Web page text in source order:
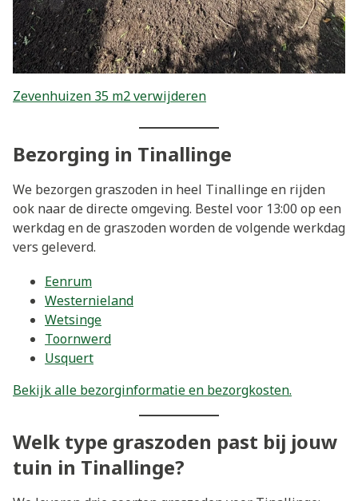
Zevenhuizen 35 m2 verwijderen
Bezorging in Tinallinge
We bezorgen graszoden in heel Tinallinge en rijden
ook naar de directe omgeving. Bestel voor 13:00 op een
werkdag en de graszoden worden de volgende werkdag
vers geleverd.
Eenrum
Westernieland
Wetsinge
Toornwerd
Usquert
Bekijk alle bezorginformatie en bezorgkosten.
Welk type graszoden past bij jouw
tuin in Tinallinge?